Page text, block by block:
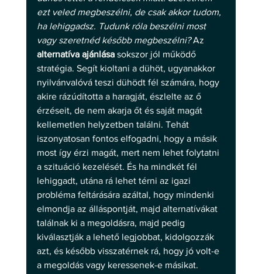
ezt veled megbeszélni, de csak akkor tudom,
ha lehiggadsz. Tudunk róla beszélni most
vagy szeretnéd később megbeszélni? Az
alternatíva ajánlása sokszor jól működő
stratégia. Segít kioltani a dühöt, ugyanakkor
nyilvánvalóvá teszi dühödt fél számára, hogy
akire rázúdította a haragját, észlelte az ő
érzéseit, de nem akarja őt és saját magát
kellemetlen helyzetben találni. Tehát
iszonyatosan fontos elfogadni, hogy a másik
most így érzi magát, mert nem lehet folytatni
a szituáció kezelését. És ha mindkét fél
lehiggadt, utána rá lehet térni az igazi
probléma feltárására azáltal, hogy mindenki
elmondja az álláspontját, majd alternatívákat
találnak ki a megoldásra, majd pedig
kiválasztják a lehető legjobbat, kidolgozzák
azt, és később visszatérnek rá, hogy jó volt-e
a megoldás vagy keressenek-e másikat.